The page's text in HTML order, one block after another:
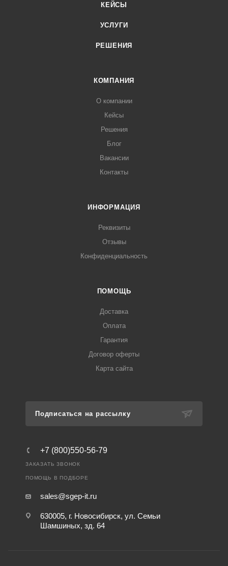
КЕЙСЫ
УСЛУГИ
РЕШЕНИЯ
КОМПАНИЯ
О компании
Кейсы
Решения
Блог
Вакансии
Контакты
ИНФОРМАЦИЯ
Реквизиты
Отзывы
Конфиденциальность
ПОМОЩЬ
Доставка
Оплата
Гарантия
Договор оферты
Карта сайта
Подписаться на рассылку
+7 (800)550-56-79
ЗАКАЗАТЬ ЗВОНОК
ПОМОЩЬ В ПОДБОРЕ
sales@sgep-it.ru
630005, г. Новосибирск, ул. Семьи
Шамшиных, зд. 64